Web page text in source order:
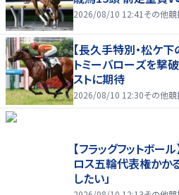
2026/08/10 12:41 その他競
【長久手特別・松ケ
トミーバローズを撃
ストに期待
2026/08/10 12:30その他競
【フラッグフットボ
ロス五輪代表権かか
したい」